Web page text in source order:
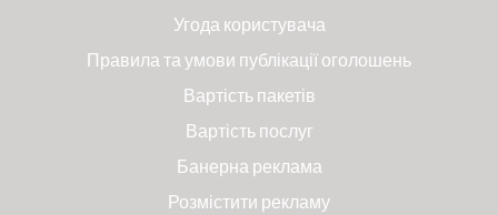
Угода користувача
Правила та умови публікації оголошень
Вартість пакетів
Вартість послуг
Банерна реклама
Розмістити рекламу